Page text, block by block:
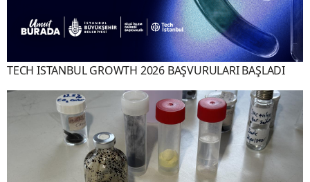
TECH ISTANBUL GROWTH 2026 BAŞVURULARI BAŞLADI